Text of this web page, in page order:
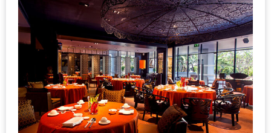
(SABAI
SEAFOOD)
HOMEPRO
FAIR
2017
เชียงใหม่